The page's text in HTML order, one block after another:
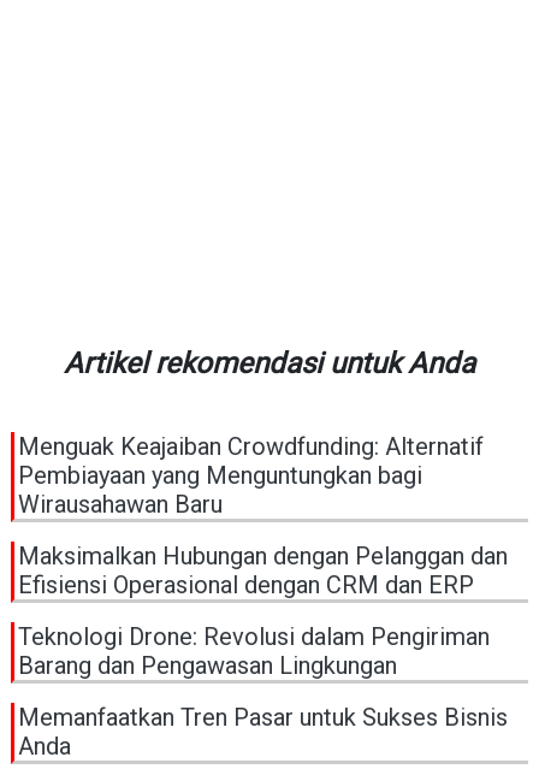
Artikel rekomendasi untuk Anda
Menguak Keajaiban Crowdfunding: Alternatif
Pembiayaan yang Menguntungkan bagi
Wirausahawan Baru
Maksimalkan Hubungan dengan Pelanggan dan
Efisiensi Operasional dengan CRM dan ERP
Teknologi Drone: Revolusi dalam Pengiriman
Barang dan Pengawasan Lingkungan
Memanfaatkan Tren Pasar untuk Sukses Bisnis
Anda